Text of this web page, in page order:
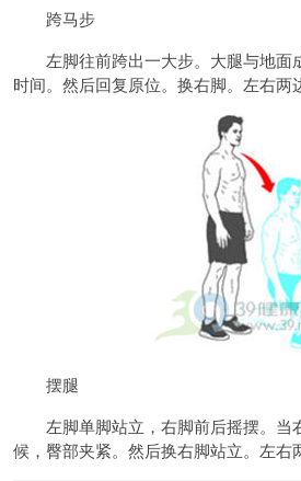
跨马步
左脚往前跨出一大步。大腿与地面
时间。然后回复原位。换右脚。左右两
摆腿
左脚单脚站立，右脚前后摇摆。当
候，臀部夹紧。然后换右脚站立。左右